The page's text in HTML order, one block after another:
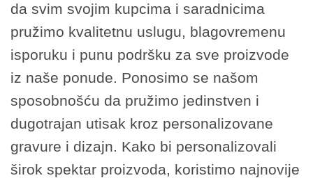
da svim svojim kupcima i saradnicima
pružimo kvalitetnu uslugu, blagovremenu
isporuku i punu podršku za sve proizvode
iz naše ponude. Ponosimo se našom
sposobnošću da pružimo jedinstven i
dugotrajan utisak kroz personalizovane
gravure i dizajn. Kako bi personalizovali
širok spektar proizvoda, koristimo najnovije